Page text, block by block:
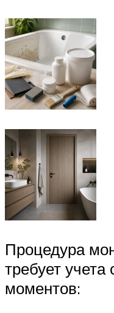
Процедура
требует
моментов: